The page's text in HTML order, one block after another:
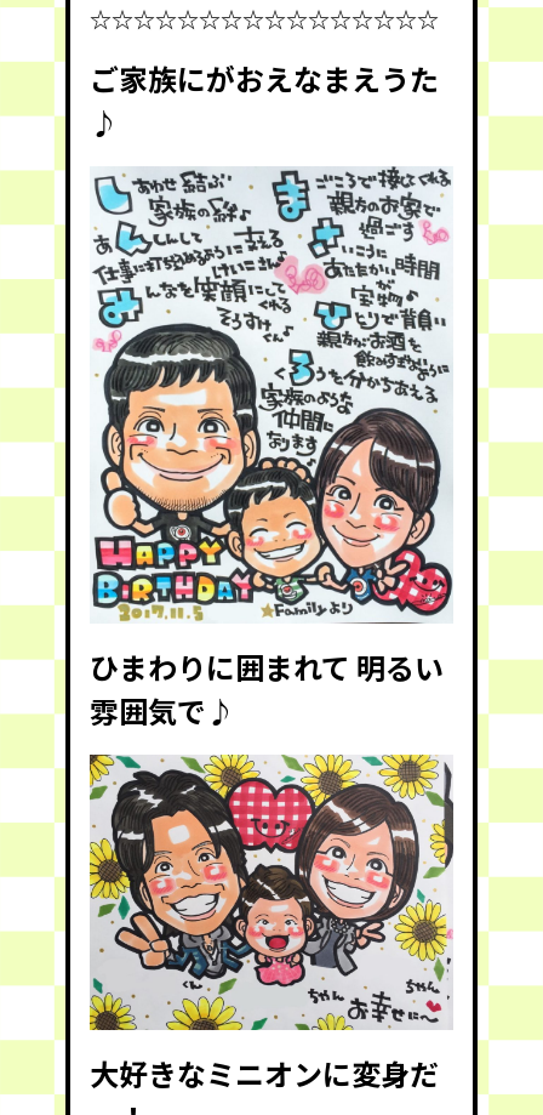
☆☆☆☆☆☆☆☆☆☆☆☆☆☆☆☆
ご家族にがおえなまえうた
♪
ひまわりに囲まれて 明るい
雰囲気で♪
大好きなミニオンに変身だ